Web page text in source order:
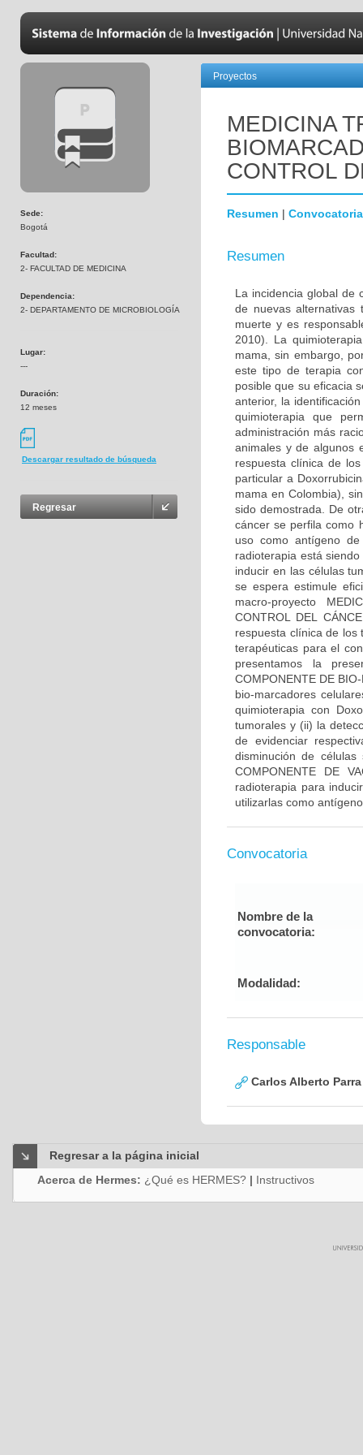
Sede:
Bogotá
Facultad:
2- FACULTAD DE MEDICINA
Dependencia:
2- DEPARTAMENTO DE MICROBIOLOGÍA
Lugar:
---
Duración:
12 meses
Descargar resultado de búsqueda
Regresar
Proyectos
MEDICINA
CONTROL
Resumen | Convocatoria
Resumen
La incidencia global de
de nuevas alternativas
muerte y es
2010). La
mama, sin embargo,
este tipo de terapia
posible que su eficacia
anterior, la
quimioterapia que
administración más
animales y de algunos
respuesta clínica de
particular a
mama en Colombia),
sido demostrada. De
cáncer se perfila como
uso como antígeno
radioterapia está
inducir en las células
se espera estimule
macro-proyecto
CONTROL DEL
respuesta clínica de los
terapéuticas para el
presentamos la
COMPONENTE DE
bio-marcadores
quimioterapia con
tumorales y (ii) la
de evidenciar
disminución de
COMPONENTE DE
radioterapia para
utilizarlas como
Convocatoria
Nombre de la
convocatoria:
Modalidad:
Responsable
Carlos Alberto
Regresar a la página inicial
Acerca de Hermes: ¿Qué es HERMES? | Instructivos